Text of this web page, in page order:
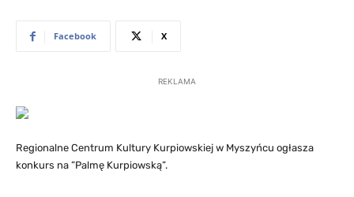
Facebook X
REKLAMA
Regionalne Centrum Kultury Kurpiowskiej w Myszyńcu ogłasza
konkurs na ”Palmę Kurpiowską”.